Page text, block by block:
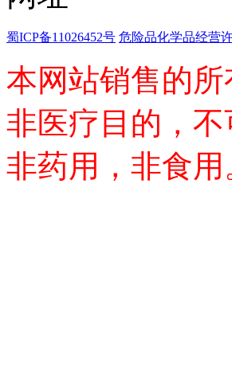
金
铯
铑
镱
钐
铒
钕
铥
蜀ICP备11026452号 危险品化学品经营
本网站销售的
非医疗目的，
非药用，非食用